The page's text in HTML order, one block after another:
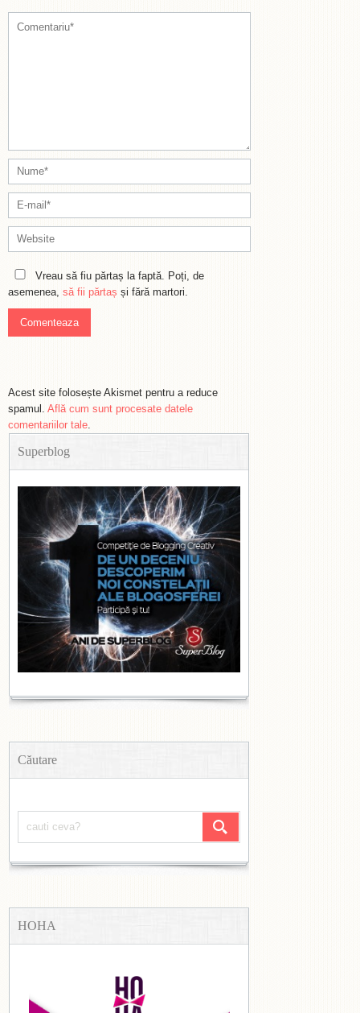
Vreau să fiu părtaș la faptă. Poți, de
asemenea, să fii părtaș și fără martori.
Acest site folosește Akismet pentru a reduce
spamul. Află cum sunt procesate datele
comentariilor tale.
Superblog
Căutare
HOHA